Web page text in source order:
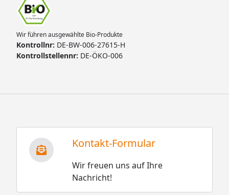
Wir führen ausgewählte Bio-Produkte
Kontrollnr: DE-BW-006-27615-H
Kontrollstellennr: DE-ÖKO-006
Kontakt-Formular
Wir freuen uns auf Ihre
Nachricht!